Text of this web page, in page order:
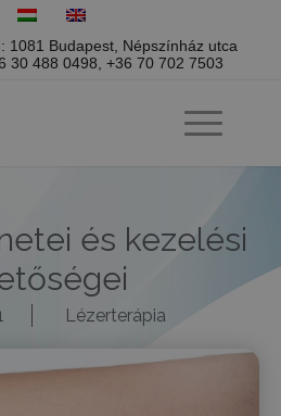
1081 Budapest, Népszínház utca
30 488 0498 +36 70 702 7503
és kezelési
Lézerterápia